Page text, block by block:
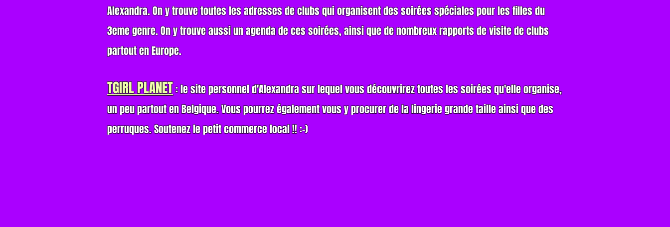
Alexandra. On y trouve toutes les adresses de clubs qui organisent des soirées spéciales pour les filles du
3eme genre. On y trouve aussi un agenda de ces soirées, ainsi que de nombreux rapports de visite de clubs
partout en Europe.
TGIRL PLANET: le site personnel d'Alexandra sur lequel vous découvrirez toutes les soirées qu'elle organise,
un peu partout en Belgique. Vous pourrez également vous y procurer de la lingerie grande taille ainsi que des
perruques. Soutenez le petit commerce local !! :-)